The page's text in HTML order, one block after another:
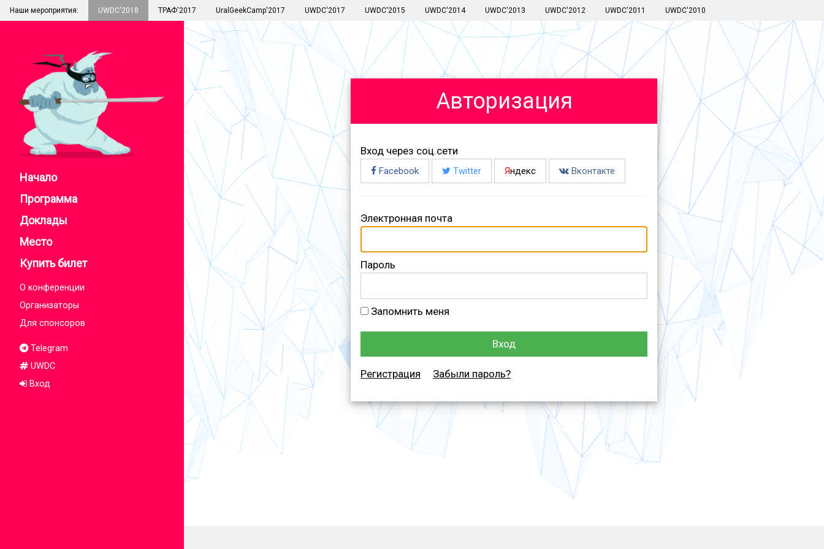
Наши мероприятия: UWDC'2018 ТРАФ'2017 UralGeekCamp'2017 UWDC'2017 UWDC'2015 UWDC'2014 UWDC'2013 UWDC'2012 UWDC'2011 UWDC'2010
Начало
Программа
Доклады
Место
Купить билет
О конференции
Организаторы
Для спонсоров
Telegram
UWDC
Вход
Авторизация
Вход через соц.сети
Facebook Twitter Яндекс Вконтакте
Электронная почта
Пароль
Запомнить меня
Вход
Регистрация Забыли пароль?